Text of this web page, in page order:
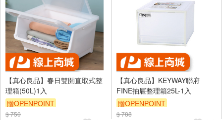
【真心良品】春日雙開直取式整
理箱(50L)1入
贈OPENPOINT
訂單滿1999享95折
$ 750
【真心良品】KEYWAY聯府
FINE抽屜整理箱25L-1入
贈OPENPOINT
訂單滿1999享95折
$ 788